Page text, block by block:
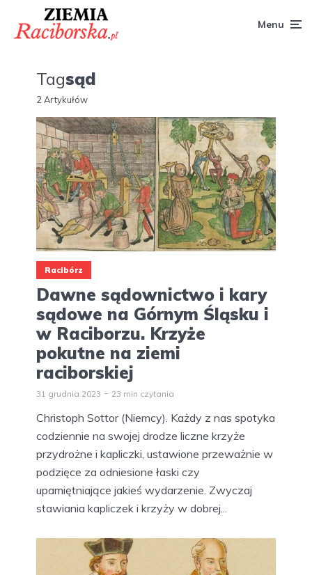
Menu
Tagsąd
2 Artykułów
Racibórz
Dawne sądownictwo i kary
sądowe na Górnym Śląsku i
w Raciborzu. Krzyże
pokutne na ziemi
raciborskiej
31 grudnia 2023 23 min czytania
Christoph Sottor (Niemcy). Każdy z nas spotyka
codziennie na swojej drodze liczne krzyże
przydrożne i kapliczki, ustawione przeważnie w
podzięce za odniesione łaski czy
upamiętniające jakieś wydarzenie. Zwyczaj
stawiania kapliczek i krzyży w dobrej...